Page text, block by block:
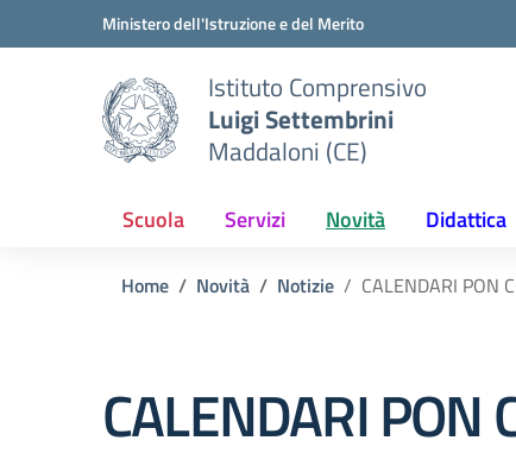
Vai ai contenuti
Vai al menu di navigazioneMinistero dell'Istruzione e del Merito
Istituto Comprensivo
Luigi Settembrini
Maddaloni (CE)
Scuola Servizi Novità Didattica
Home Novità Notizie CALENDARI PON
CALENDARI PON